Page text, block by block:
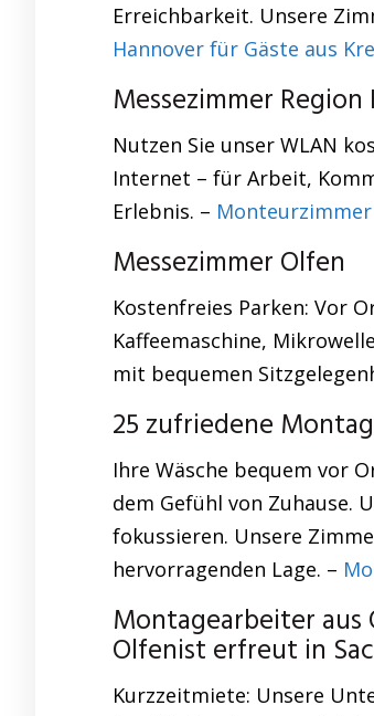
Erreichbarkeit. Unsere
Hannover für Gäste aus
Messezimmer
Nutzen Sie unser WLAN
Internet – für Arbeit,
Erlebnis. – Monteurzimmer
Messezimmer Olfen
Kostenfreies Parken: Vor
Kaffeemaschine,
mit bequemen
25 zufriedene
Ihre Wäsche bequem vor
dem Gefühl von Zuhause.
fokussieren. Unsere
hervorragenden Lage. –
Montagearbeiter
Olfenist erfreut in
Kurzzeitmiete: Unsere